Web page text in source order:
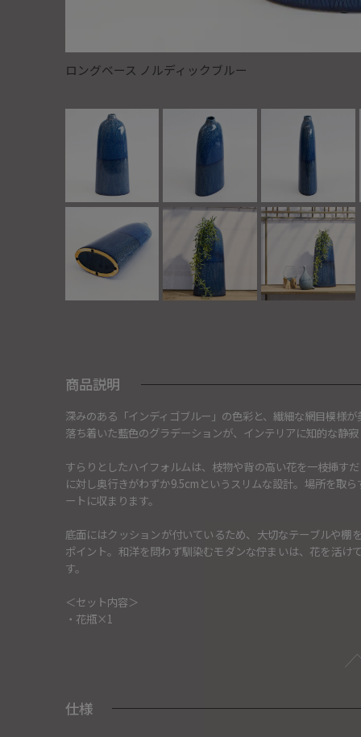
ロングベース ノルディックブルー
商品説明
深みのある「インディゴブルー」の色彩と、繊細な網目模様
落ち着いた藍色のグラデーションが、インテリアに知的な静
すらりとしたハイフォルムは、枝物や背の高い花を一枝挿す
に対し奥行きがわずか9.5cmというスリムな設計。場所を取
ートに収まります。
底面にはクッションが付いているため、大切なテーブルや
ポイント。和洋を問わず馴染むモダンな佇まいは、花を活
す。
＜セット内容＞
・花瓶×1
仕様